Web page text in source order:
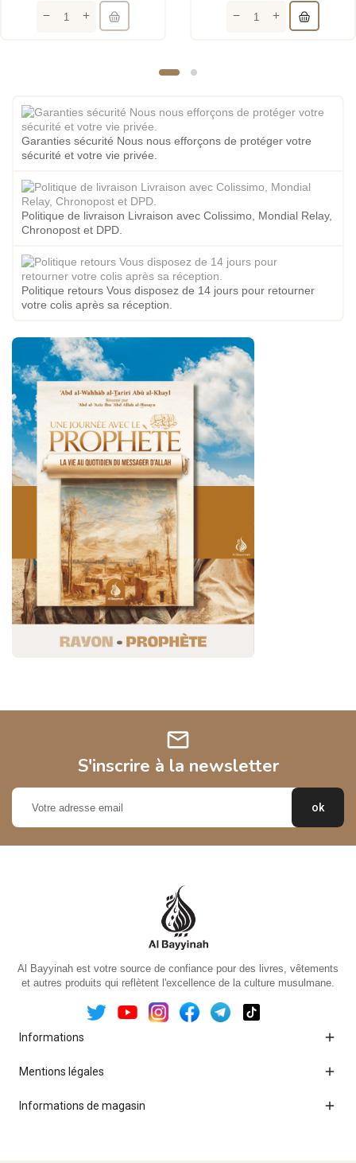
Garanties sécurité Nous nous efforçons de protéger votre
sécurité et votre vie privée.
Politique de livraison Livraison avec Colissimo, Mondial Relay,
Chronopost et DPD.
Politique retours Vous disposez de 14 jours pour retourner
votre colis après sa réception.
mail
S'inscrire à la newsletter
Al Bayyinah est votre source de confiance pour des livres, vêtements
et autres produits qui reflètent l'excellence de la culture musulmane.
Informations 
Mentions légales 
Informations de magasin 